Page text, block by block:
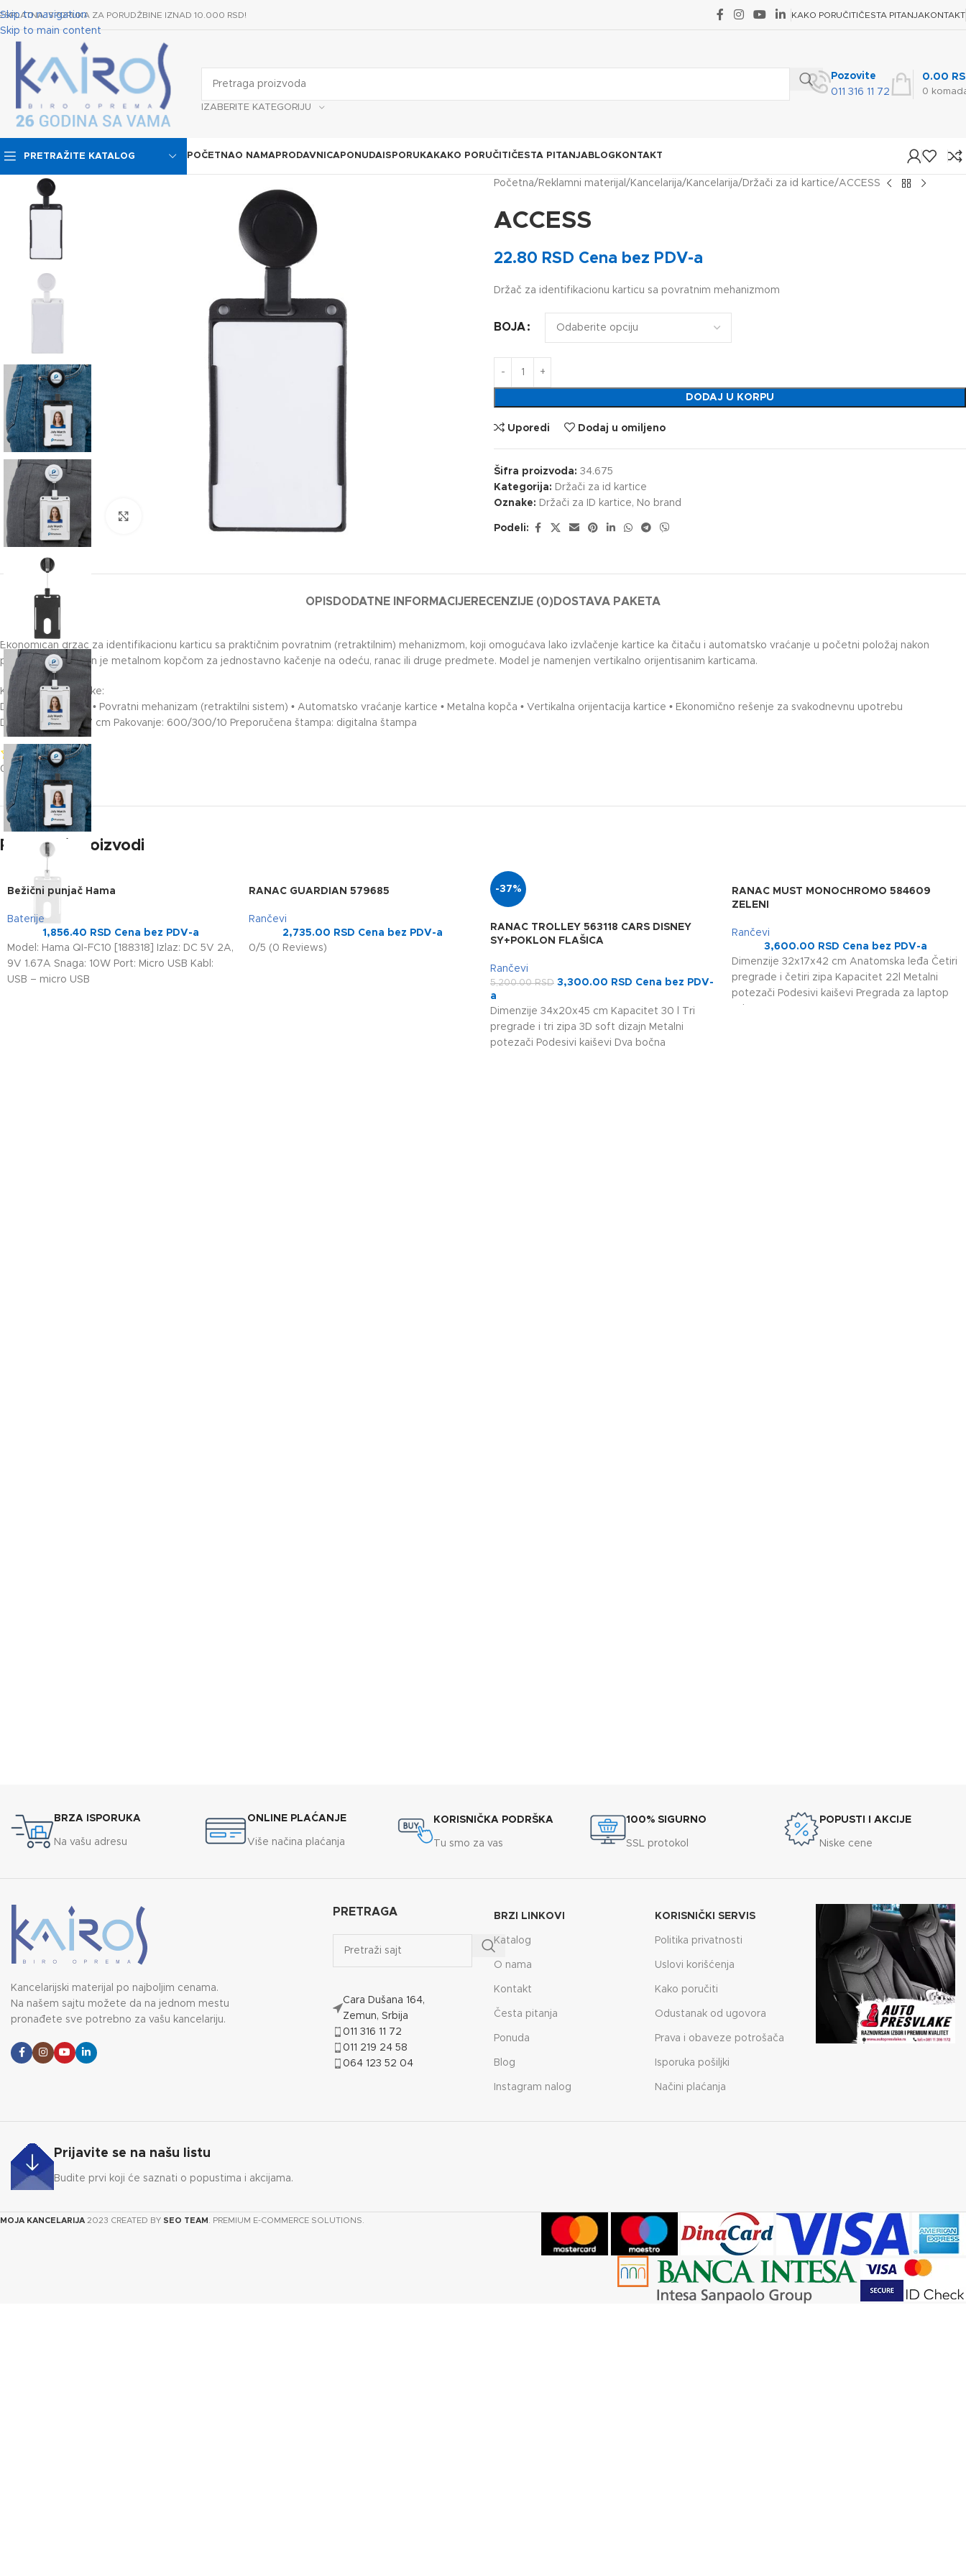
Skip to navigation
Skip to main content
ISPORUKA ZA PORUDŽBINE IZNAD 10.000 RSD! KAKO PORUČITIČESTA PITANJAKONTAKT
IZABERITE KATEGORIJU
Pozovite
011 316 11 72
0
0.00
PRETRAŽITE KATALOG POČETNAO NAMAPRODAVNICAPONUDA ISPORUKAKAKO PORUČITI ČESTA PITANJABLOG KONTAKT
Klikni za uvećanje slike
Početna Reklamni materijal Kancelarija Kancelarija Držači za id kartice ACCESS
ACCESS
22.80 RSD Cena bez PDV-a
Držač za identifikacionu karticu sa povratnim mehanizmom
BOJA
DODAJ U KORPU
Uporedi Dodaj u omiljeno
Šifra proizvoda: 34.675
Kategorija: Držači za id kartice
Oznake: Držači za ID kartice, No brand
Podeli:
OPISDODATNE INFORMACIJERECENZIJE (0)DOSTAVA PAKETA
Ekonomičan držač za identifikacionu karticu sa praktičnim povratnim (retraktilnim) mehanizmom, koji omogućava lako izvlačenje kartice ka čitaču i automatsko vraćanje u početni položaj nakon
puštanja. Opremljen je metalnom kopčom za jednostavno kačenje na odeću, ranac ili druge predmete. Model je namenjen vertikalno orijentisanim karticama.
Ključne karakteristike:
Držač za ID karticu • Povratni mehanizam (retraktilni sistem) • Automatsko vraćanje kartice • Metalna kopča • Vertikalna orijentacija kartice • Ekonomično rešenje za svakodnevnu upotrebu
Dimenzija: 9.6 x 5.7 cm Pakovanje: 600/300/10 Preporučena štampa: digitalna štampa
0/5(0 Reviews)
Povezani proizvodi
Bežični punjač Hama
Baterije
1,856.40 RSD Cena bez PDV-a
Model: Hama QI-FC10 [188318] Izlaz: DC 5V 2A,
9V 1.67A Snaga: 10W Port: Micro USB Kabl:
USB – micro USB
RANAC GUARDIAN 579685
Rančevi
2,735.00 RSD Cena bez PDV-a
0/5 (0 Reviews)
-37%
RANAC TROLLEY 563118 CARS DISNEY
SY+POKLON FLAŠICA
Rančevi
5,200.00RSD 3,300.00 RSD Cena bez PDV-
a
Dimenzije 34x20x45 cm Kapacitet 30 l Tri
pregrade i tri zipa 3D soft dizajn Metalni
potezači Podesivi kaiševi Dva bočna
RANAC MUST MONOCHROMO 584609
ZELENI
Rančevi
3,600.00 RSD Cena bez PDV-a
Dimenzije 32x17x42 cm Anatomska leđa Četiri
pregrade i četiri zipa Kapacitet 22l Metalni
potezači Podesivi kaiševi Pregrada za laptop
BRZA ISPORUKA
Na vašu adresu
ONLINE PLAĆANJE
Više načina plaćanja
KORISNIČKA PODRŠKA
Tu smo za vas
100% SIGURNO
SSL protokol
POPUSTI I AKCIJE
Niske cene
Kancelarijski materijal po najboljim cenama.
Na našem sajtu možete da na jednom mestu
pronađete sve potrebno za vašu kancelariju.
PRETRAGA
Cara Dušana 164,
Zemun, Srbija
011 316 11 72
011 219 24 58
064 123 52 04
BRZI LINKOVI
Katalog
O nama
Kontakt
Česta pitanja
Ponuda
Blog
Instagram nalog
KORISNIČKI SERVIS
Politika privatnosti
Uslovi korišćenja
Kako poručiti
Odustanak od ugovora
Prava i obaveze potrošača
Isporuka pošiljki
Načini plaćanja
Prijavite se na našu listu
Budite prvi koji će saznati o popustima i akcijama.
MOJA KANCELARIJA 2023 CREATED BY SEO TEAM . PREMIUM E-COMMERCE SOLUTIONS.